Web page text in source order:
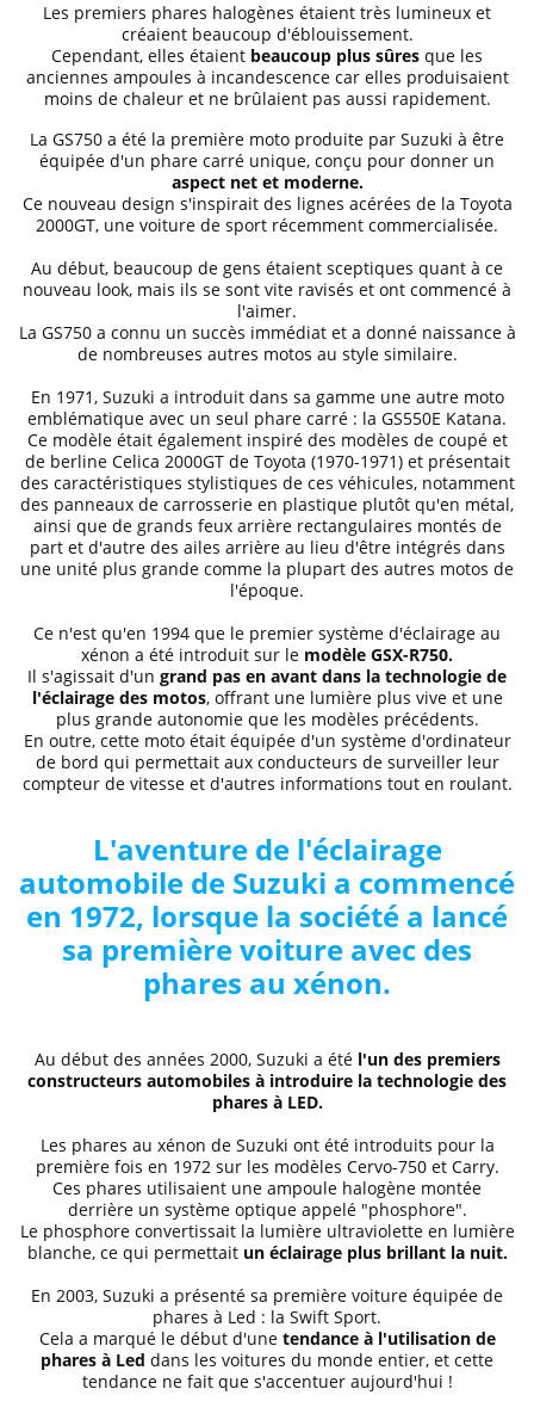
Les premiers phares halogènes étaient très lumineux et
créaient beaucoup d'éblouissement.
Cependant, elles étaient beaucoup plus sûres que les
anciennes ampoules à incandescence car elles produisaient
moins de chaleur et ne brûlaient pas aussi rapidement.
La GS750 a été la première moto produite par Suzuki à être
équipée d'un phare carré unique, conçu pour donner un
aspect net et moderne.
Ce nouveau design s'inspirait des lignes acérées de la Toyota
2000GT, une voiture de sport récemment commercialisée.
Au début, beaucoup de gens étaient sceptiques quant à ce
nouveau look, mais ils se sont vite ravisés et ont commencé à
l'aimer.
La GS750 a connu un succès immédiat et a donné naissance à
de nombreuses autres motos au style similaire.
En 1971, Suzuki a introduit dans sa gamme une autre moto
emblématique avec un seul phare carré : la GS550E Katana.
Ce modèle était également inspiré des modèles de coupé et
de berline Celica 2000GT de Toyota (1970-1971) et présentait
des caractéristiques stylistiques de ces véhicules, notamment
des panneaux de carrosserie en plastique plutôt qu'en métal,
ainsi que de grands feux arrière rectangulaires montés de
part et d'autre des ailes arrière au lieu d'être intégrés dans
une unité plus grande comme la plupart des autres motos de
l'époque.
Ce n'est qu'en 1994 que le premier système d'éclairage au
xénon a été introduit sur le modèle GSX-R750.
Il s'agissait d'un grand pas en avant dans la technologie de
l'éclairage des motos, offrant une lumière plus vive et une
plus grande autonomie que les modèles précédents.
En outre, cette moto était équipée d'un système d'ordinateur
de bord qui permettait aux conducteurs de surveiller leur
compteur de vitesse et d'autres informations tout en roulant.
L'aventure de l'éclairage
automobile de Suzuki a commencé
en 1972, lorsque la société a lancé
sa première voiture avec des
phares au xénon.
Au début des années 2000, Suzuki a été l'un des premiers
constructeurs automobiles à introduire la technologie des
phares à LED.
Les phares au xénon de Suzuki ont été introduits pour la
première fois en 1972 sur les modèles Cervo-750 et Carry.
Ces phares utilisaient une ampoule halogène montée
derrière un système optique appelé "phosphore".
Le phosphore convertissait la lumière ultraviolette en lumière
blanche, ce qui permettait un éclairage plus brillant la nuit.
En 2003, Suzuki a présenté sa première voiture équipée de
phares à Led : la Swift Sport.
Cela a marqué le début d'une tendance à l'utilisation de
phares à Led dans les voitures du monde entier, et cette
tendance ne fait que s'accentuer aujourd'hui !